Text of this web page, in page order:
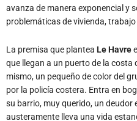
avanza de manera exponencial y
problemáticas de vivienda,
La premisa que plantea Le Havre
que llegan a un puerto de la costa
mismo, un pequeño de color del
por la policía costera. Entra en
su barrio, muy querido, un deudor
austeramente lleva una vida